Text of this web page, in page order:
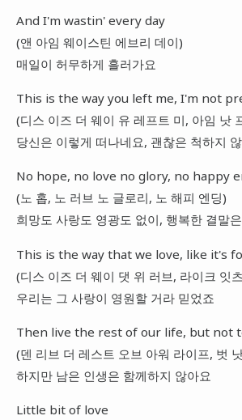
And I'm wastin' every day
(앤 아임 웨이스틴 에브리 데이)
매일이 허무하게 흘러가요
This is the way you left me, I'm not
(디스 이즈 더 웨이 유 레프트 미, 아임 낫
당신은 이렇게 떠나네요, 괜찮은 척하지
No hope, no love no glory, no happy
(노 홉, 노 러브 노 글로리, 노 해피 엔딩)
희망도 사랑도 영광도 없이, 행복한 결말
This is the way that we love, like it's
(디스 이즈 더 웨이 댓 위 러브, 라이크 잇
우리는 그 사랑이 영원할 거라 믿었죠
Then live the rest of our life, but not
(덴 리브 더 레스트 오브 아워 라이프, 벗
하지만 남은 인생은 함께하지 않아요
Little bit of love